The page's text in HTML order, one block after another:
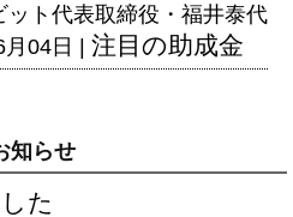
ット代表取締役・福井泰代
04日 | 注目の助成金
知らせ
た